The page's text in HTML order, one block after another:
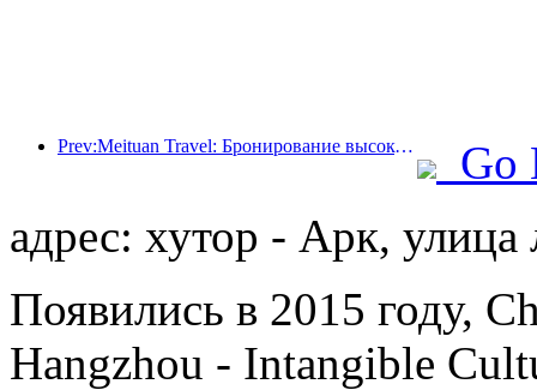
Prev:Meituan Travel: Бронирование высокозвездочных отелей в уездах во время Праздника драконьих лодок очень популярно, причем основными клиентами становятся семьи с детьми
Go
адрес: хутор - Арк,
Появились в 2015 году,
Hangzhou - Intangible